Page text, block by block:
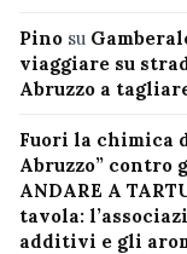
Pino su
viaggiare su
Abruzzo a
Fuori la chimica
Abruzzo”
ANDARE A
tavola:
additivi e gli